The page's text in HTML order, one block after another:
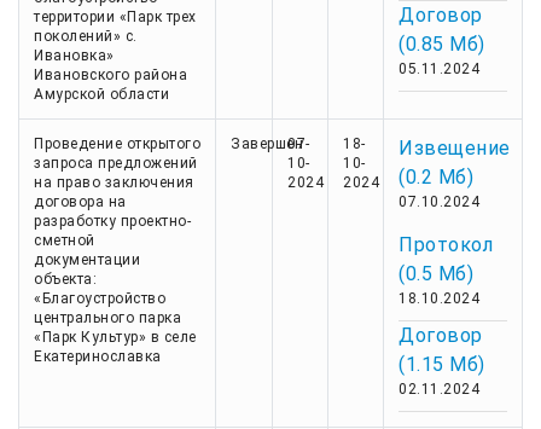
территории «Парк трех
поколений» с.
Ивановка»
Ивановского района
Амурской области
Договор
(0.85 Мб)
05.11.2024
Проведение открытого
запроса предложений
на право заключения
договора на
разработку проектно-
сметной
документации
объекта:
«Благоустройство
центрального парка
«Парк Культур» в селе
Екатеринославка
Завершен
07-
10-
2024
18-
10-
2024
Извещение
(0.2 Мб)
07.10.2024
Протокол
(0.5 Мб)
18.10.2024
Договор
(1.15 Мб)
02.11.2024